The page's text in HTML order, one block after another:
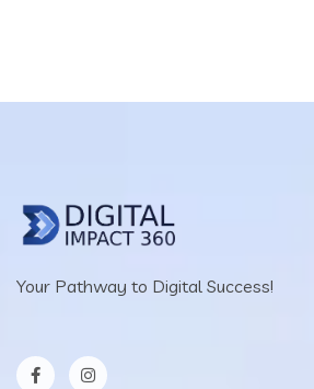
Your Pathway to Digital Success!